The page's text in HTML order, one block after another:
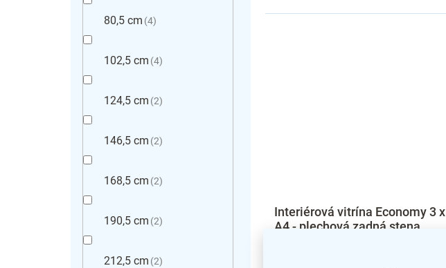
80,5 cm 4
102,5 cm 4
124,5 cm 2
146,5 cm 2
168,5 cm 2
190,5 cm 2
212,5 cm 2
Interiérová vitrína Economy 3 x
A4 - plechová zadná stena,